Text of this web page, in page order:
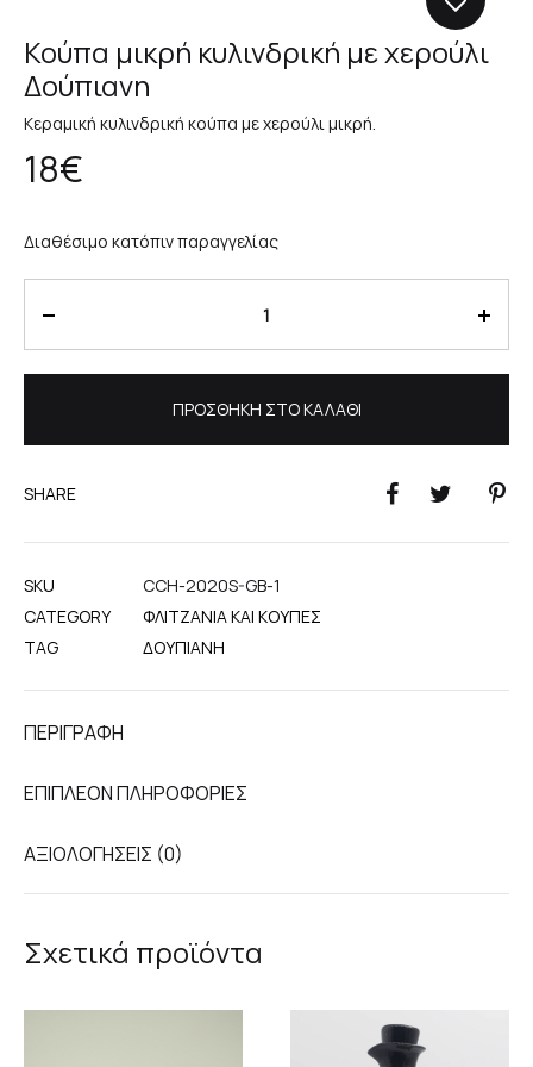
Κούπα μικρή κυλινδρική με χερούλι
Δούπιανη
Κεραμική κυλινδρική κούπα με χερούλι μικρή.
18€
Διαθέσιμο κατόπιν παραγγελίας
ΠΡΟΣΘΉΚΗ ΣΤΟ ΚΑΛΆΘΙ
SHARE
SKU
CCH-2020S-GB-1
CATEGORY
ΦΛΙΤΖΆΝΙΑ ΚΑΙ ΚΟΎΠΕΣ
TAG
ΔΟΎΠΙΑΝΗ
ΠΕΡΙΓΡΑΦΉ
ΕΠΙΠΛΈΟΝ ΠΛΗΡΟΦΟΡΊΕΣ
ΑΞΙΟΛΟΓΉΣΕΙΣ (0)
Σχετικά προϊόντα